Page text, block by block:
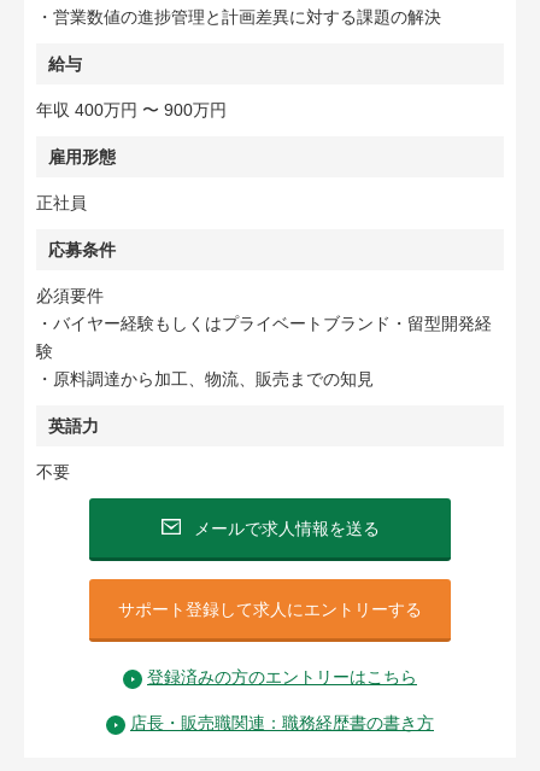
・営業数値の進捗管理と計画差異に対する課題の解決
給与
年収 400万円 〜 900万円
雇用形態
正社員
応募条件
必須要件
・バイヤー経験もしくはプライベートブランド・留型開発経
験
・原料調達から加工、物流、販売までの知見
英語力
不要
メールで求人情報を送る
サポート登録して求人にエントリーする
登録済みの方のエントリーはこちら
店長・販売職関連：職務経歴書の書き方